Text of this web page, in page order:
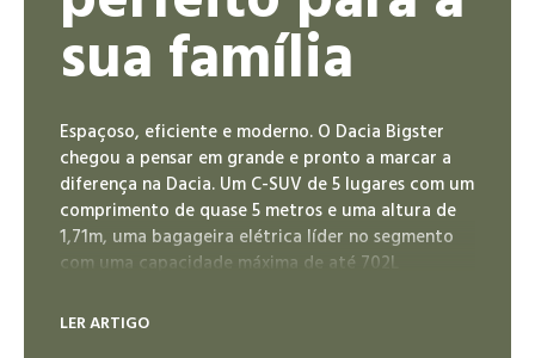
sua família
Espaçoso, eficiente e moderno. O Dacia Bigster
chegou a pensar em grande e pronto a marcar a
diferença na Dacia. Um C-SUV de 5 lugares com um
comprimento de quase 5 metros e uma altura de
1,71m, uma bagageira elétrica líder no segmento
com uma capacidade máxima de até 702L
LER ARTIGO